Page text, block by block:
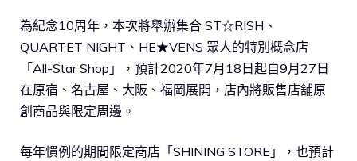
為紀念10周年，本次將舉辦集合 ST☆RISH、
QUARTET NIGHT、HE★VENS 眾人的特別概念店
「All-Star Shop」，預計2020年7月18日起自9月27日
在原宿、名古屋、大阪、福岡展開，店內將販售店舖原
創商品與限定周邊。
每年慣例的期間限定商店「SHINING STORE」，也預計